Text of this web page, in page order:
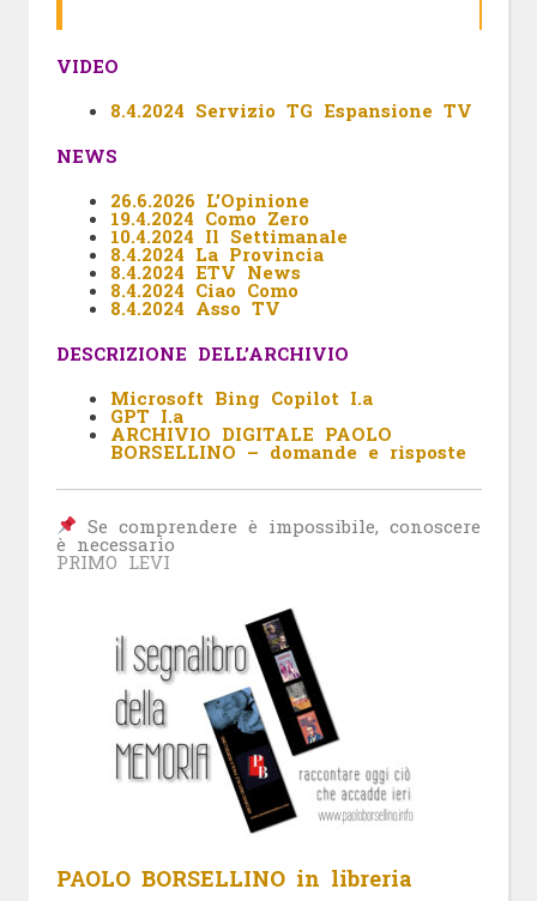
VIDEO
8.4.2024 Servizio TG Espansione TV
NEWS
26.6.2026 L’Opinione
19.4.2024 Como Zero
10.4.2024 Il Settimanale
8.4.2024 La Provincia
8.4.2024 ETV News
8.4.2024 Ciao Como
8.4.2024 Asso TV
DESCRIZIONE DELL’ARCHIVIO
Microsoft Bing Copilot I.a
GPT I.a
ARCHIVIO DIGITALE PAOLO
BORSELLINO – domande e risposte
Se comprendere è impossibile, conoscere
è necessario
PRIMO LEVI
PAOLO BORSELLINO in libreria